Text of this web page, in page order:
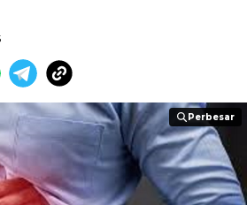
Perbesar
Perbesar